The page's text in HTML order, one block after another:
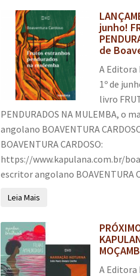
junho!
de
A Editora
1º de
livro
PENDURADOS NA MULEMBA, o
angolano BOAVENTURA
BOAVENTURA CARDOSO:
https://www.kapulana.com.br/
escritor angolano BOAVENTURA
Leia Mais
A Editora